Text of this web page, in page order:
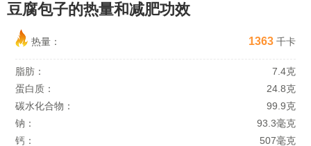
豆腐包子的热量和减肥功效
热量： 1363 千卡
脂肪：
7.4克
蛋白质：
24.8克
碳水化合物：
99.9克
钠：
93.3毫克
钙：
507毫克